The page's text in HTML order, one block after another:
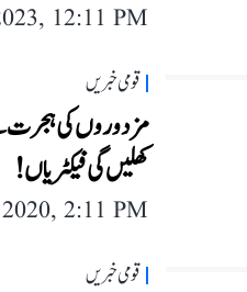
12:11 PM
قومی خبریں
مزدوروں کی ہجرت
کھلیں گی فیکٹریاں!
2:11 PM
قومی خبریں